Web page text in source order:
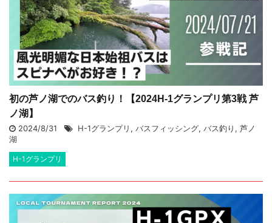
初の芦ノ湖でのバス釣り！【2024H-1グランプリ第3戦 芦
ノ湖】
2024/8/31 H-1グランプリ , バスフィッシング, バス釣り , 芦ノ
湖
H-1グランプリ